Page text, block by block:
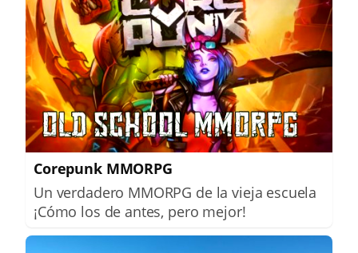
Corepunk MMORPG
Un verdadero MMORPG de la vieja escuela
¡Cómo los de antes, pero mejor!